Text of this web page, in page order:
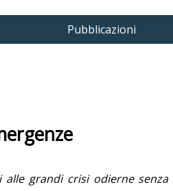
Pubblicazioni
grandi crisi odierne